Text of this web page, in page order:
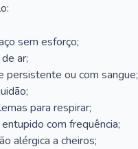
sem esforço;
ar;
persistente ou com sangue;
para respirar;
entupido com frequência;
alérgica a cheiros;